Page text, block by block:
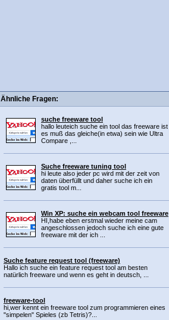
Ähnliche Fragen:
suche freeware tool
hallo leuteich suche ein tool das freeware ist
es muß das gleiche(in etwa) sein wie Ultra
Compare ,...
Suche freeware tuning tool
hi leute also jeder pc wird mit der zeit von
daten überfüllt und daher suche ich ein
gratis tool m...
Win XP: suche ein webcam tool freeware
HI,habe eben erstmal wieder meine cam
angeschlossen jedoch suche ich eine gute
freeware mit der ich ...
Suche feature request tool (freeware)
Hallo ich suche ein feature request tool am besten
natürlich freeware und wenn es geht in deutsch, ...
freeware-tool
hi,wer kennt ein freeware tool zum programmieren eines
"simpelen" Spieles (zb Tetris)?...